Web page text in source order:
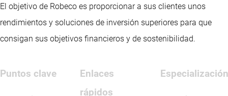
El objetivo de Robeco es proporcionar a sus clientes unos
rendimientos y soluciones de inversión superiores para que
consigan sus objetivos financieros y de sostenibilidad.
Puntos clave
Enlaces
rápidos
Especialización